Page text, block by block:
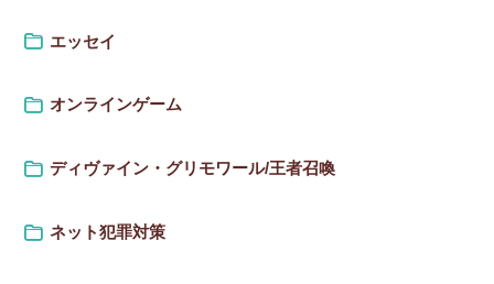
エッセイ
オンラインゲーム
ディヴァイン・グリモワール/王者召喚
ネット犯罪対策